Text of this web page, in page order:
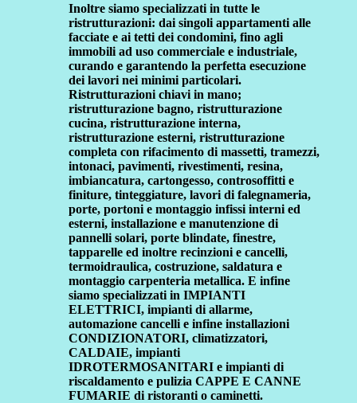
Inoltre siamo specializzati in tutte le
ristrutturazioni: dai singoli appartamenti alle
facciate e ai tetti dei condomini, fino agli
immobili ad uso commerciale e industriale,
curando e garantendo la perfetta esecuzione
dei lavori nei minimi particolari.
Ristrutturazioni chiavi in mano;
ristrutturazione bagno, ristrutturazione
cucina, ristrutturazione interna,
ristrutturazione esterni, ristrutturazione
completa con rifacimento di massetti, tramezzi,
intonaci, pavimenti, rivestimenti, resina,
imbiancatura, cartongesso, controsoffitti e
finiture, tinteggiature, lavori di falegnameria,
porte, portoni e montaggio infissi interni ed
esterni, installazione e manutenzione di
pannelli solari, porte blindate, finestre,
tapparelle ed inoltre recinzioni e cancelli,
termoidraulica, costruzione, saldatura e
montaggio carpenteria metallica. E infine
siamo specializzati in IMPIANTI
ELETTRICI, impianti di allarme,
automazione cancelli e infine installazioni
CONDIZIONATORI, climatizzatori,
CALDAIE, impianti
IDROTERMOSANITARI e impianti di
riscaldamento e pulizia CAPPE E CANNE
FUMARIE di ristoranti o caminetti.